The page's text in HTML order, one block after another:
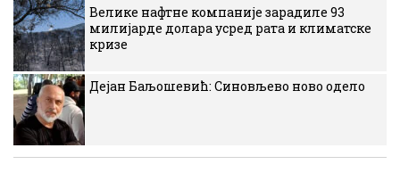
Велике нафтне компаније зарадиле 93
милијарде долара усред рата и климатске
кризе
Дејан Баљошевић: Синовљево ново одело